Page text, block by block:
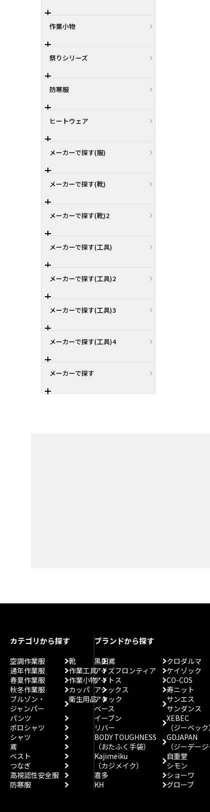
作業小物
祭りシリーズ
防寒服
ヒートウェア
メーカーで探す(服)
メーカーで探す(靴)
メーカーで探す(靴)2
メーカーで探す(工具)
メーカーで探す(工具)2
メーカーで探す(工具)3
メーカーで探す(工具)4
メーカーで探す
カテゴリから探す
空調作業服
通年作業服
春夏作業服
秋冬作業服
ブルゾン・
ジャンパー
パンツ
ポロシャツ
シャツ
鳶
ベスト
つなぎ
高視認性安全服
防寒服
靴
作業工具
作業小物
カッパ
衛生用品
ブランドから探す
黒田鳶
アイズフロンティア
アイトス
アシックス
アタック
ベース
イーブン
リバー
BODY TOUGHNESS
（おたふく手袋）
Kajimeiku
（カジメイク）
喜多
KH
クロダルマ
ケイゾック
CO-COS
寿ニット
サンエス
サンダンス
XEBEC
（ジーベック）
GDJAPAN
（ジーデージ
自重堂
シモン
ショーワ
グローブ